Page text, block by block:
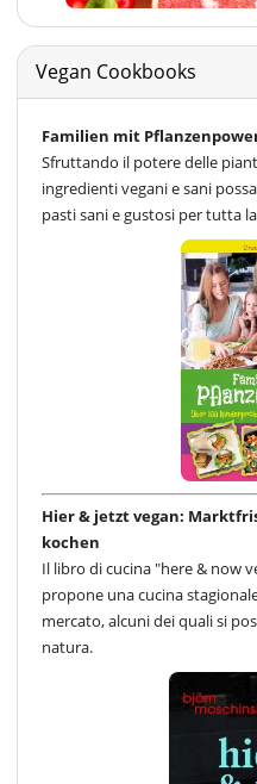
Vegan Cookbooks
Familien mit
Sfruttando il potere delle
ingredienti vegani e sani
pasti sani e gustosi per tutta
Hier & jetzt vegan:
kochen
Il libro di cucina "here & now
propone una cucina
mercato, alcuni dei quali si
natura.